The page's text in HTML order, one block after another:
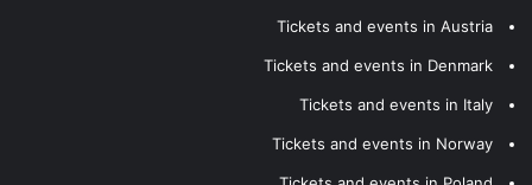
Tickets and events in Austria
Tickets and events in Denmark
Tickets and events in Italy
Tickets and events in Norway